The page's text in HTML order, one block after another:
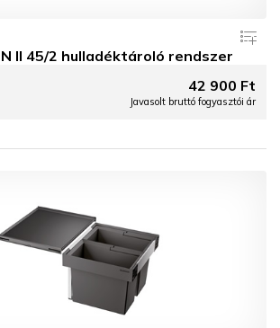
II 45/2 hulladéktároló rendszer
42 900 Ft
Javasolt bruttó fogyasztói ár